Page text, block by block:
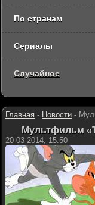
Главная - Новости -
Мультфильм
20-03-2014, 15:50
По странам
Сериалы
Случайное